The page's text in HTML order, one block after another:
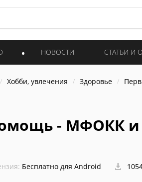
НОВОСТИ СТАТЬИ И
Хобби, увлечения Здоровье
- МФОКК
Бесплатно для Android